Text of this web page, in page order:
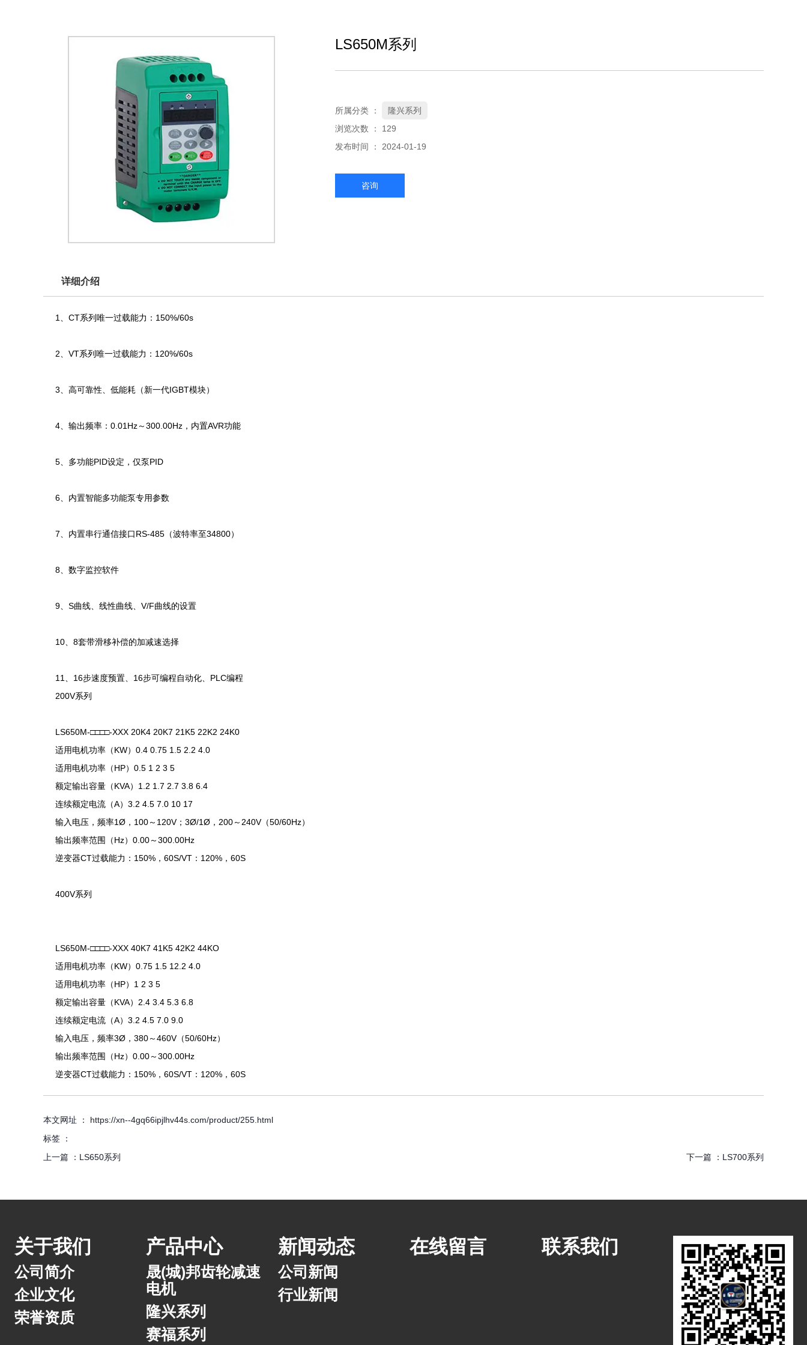
LS650M系列
所属分类 ：
隆兴系列
浏览次数 ： 129
发布时间 ： 2024-01-19
咨询
详细介绍
1、CT系列唯一过载能力：150%/60s
2、VT系列唯一过载能力：120%/60s
3、高可靠性、低能耗（新一代IGBT模块）
4、输出频率：0.01Hz～300.00Hz，内置AVR功能
5、多功能PID设定，仅泵PID
6、内置智能多功能泵专用参数
7、内置串行通信接口RS-485（波特率至34800）
8、数字监控软件
9、S曲线、线性曲线、V/F曲线的设置
10、8套带滑移补偿的加减速选择
11、16步速度预置、16步可编程自动化、PLC编程
200V系列
LS650M-□□□□-XXX 20K4 20K7 21K5 22K2 24K0
适用电机功率（KW）0.4 0.75 1.5 2.2 4.0
适用电机功率（HP）0.5 1 2 3 5
额定输出容量（KVA）1.2 1.7 2.7 3.8 6.4
连续额定电流（A）3.2 4.5 7.0 10 17
输入电压，频率1Ø，100～120V；3Ø/1Ø，200～240V（50/60Hz）
输出频率范围（Hz）0.00～300.00Hz
逆变器CT过载能力：150%，60S/VT：120%，60S
400V系列
LS650M-□□□□-XXX 40K7 41K5 42K2 44KO
适用电机功率（KW）0.75 1.5 12.2 4.0
适用电机功率（HP）1 2 3 5
额定输出容量（KVA）2.4 3.4 5.3 6.8
连续额定电流（A）3.2 4.5 7.0 9.0
输入电压，频率3Ø，380～460V（50/60Hz）
输出频率范围（Hz）0.00～300.00Hz
逆变器CT过载能力：150%，60S/VT：120%，60S
本文网址 ： https://xn--4gq66ipjlhv44s.com/product/255.html
标签 ：
上一篇 ： LS650系列 下一篇 ： LS700系列
关于我们
公司简介
企业文化
荣誉资质
产品中心
晟(城)邦齿轮减速
电机
隆兴系列
赛福系列
新闻动态
公司新闻
行业新闻
在线留言 联系我们